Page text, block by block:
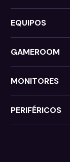
EQUIPOS
GAMEROOM
MONITORES
PERIFÉRICOS